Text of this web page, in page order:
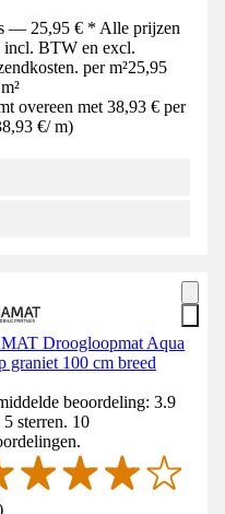
— 25,95 € * Alle prijzen
incl. BTW en excl.
per m²25,95
m²
overeen met 38,93 € per
€/ m)
Droogloopmat Aqua
graniet 100 cm breed
beoordeling: 3.9
5 sterren. 10